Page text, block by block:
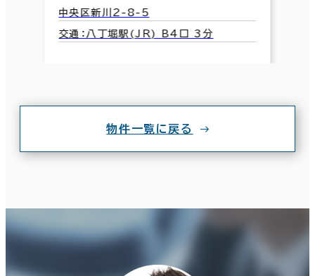
中央区新川2-8-5
交通：八丁堀駅(JR) B4口 3分
物件一覧に戻る